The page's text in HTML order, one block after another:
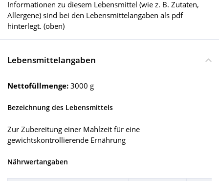
Informationen zu diesem Lebensmittel (wie z. B. Zutaten,
Allergene) sind bei den Lebensmittelangaben als pdf
hinterlegt. (oben)
Lebensmittelangaben
Nettofüllmenge: 3000 g
Bezeichnung des Lebensmittels
Zur Zubereitung einer Mahlzeit für eine
gewichtskontrollierende Ernährung
Nährwertangaben